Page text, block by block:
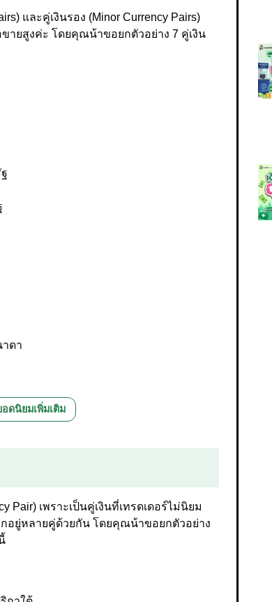
และคู่เงินรอง (Minor Currency Pairs)
ายสูงค่ะ โดยคุณน้าขอยกตัวอย่าง 7 คู่เงิน
าดา
ดนิยมเพิ่มเติม
Pair) เพราะเป็นคู่เงินที่เทรดเดอร์ไม่นิยม
อยู่หลายคู่ด้วยกัน โดยคุณน้าขอยกตัวอย่าง